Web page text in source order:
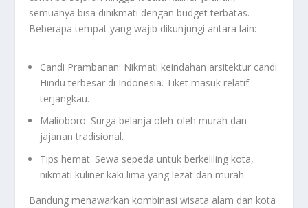
semuanya bisa dinikmati dengan budget terbatas.
Beberapa tempat yang wajib dikunjungi antara lain:
Candi Prambanan: Nikmati keindahan arsitektur candi
Hindu terbesar di Indonesia. Tiket masuk relatif
terjangkau.
Malioboro: Surga belanja oleh-oleh murah dan
jajanan tradisional.
Tips hemat: Sewa sepeda untuk berkeliling kota,
nikmati kuliner kaki lima yang lezat dan murah.
Bandung menawarkan kombinasi wisata alam dan kota